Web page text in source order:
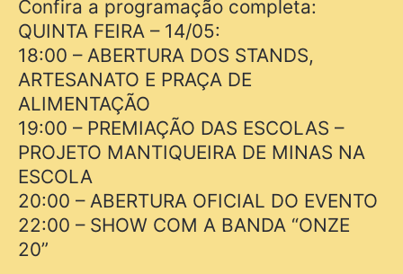
Confira a programação completa:
QUINTA FEIRA – 14/05:
18:00 – ABERTURA DOS STANDS,
ARTESANATO E PRAÇA DE
ALIMENTAÇÃO
19:00 – PREMIAÇÃO DAS ESCOLAS –
PROJETO MANTIQUEIRA DE MINAS NA
ESCOLA
20:00 – ABERTURA OFICIAL DO EVENTO
22:00 – SHOW COM A BANDA “ONZE
20”